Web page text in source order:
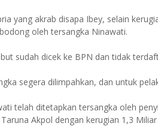
yang akrab disapa Ibey, selain
oleh tersangka Ninawati.
sudah dicek ke BPN dan tidak
segera dilimpahkan, dan untuk
telah ditetapkan tersangka oleh
Akpol dengan kerugian 1,3